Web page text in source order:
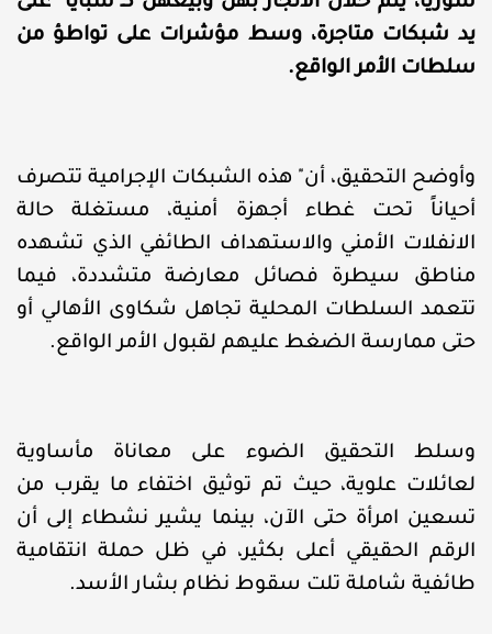
يد شبكات متاجرة، وسط مؤشرات على تواطؤ من
سلطات الأمر الواقع.
وأوضح التحقيق، أن" هذه الشبكات الإجرامية تتصرف
أحياناً تحت غطاء أجهزة أمنية، مستغلة حالة
الانفلات الأمني والاستهداف الطائفي الذي تشهده
مناطق سيطرة فصائل معارضة متشددة، فيما
تتعمد السلطات المحلية تجاهل شكاوى الأهالي أو
حتى ممارسة الضغط عليهم لقبول الأمر الواقع.
وسلط التحقيق الضوء على معاناة مأساوية
لعائلات علوية، حيث تم توثيق اختفاء ما يقرب من
تسعين امرأة حتى الآن، بينما يشير نشطاء إلى أن
الرقم الحقيقي أعلى بكثير، في ظل حملة انتقامية
طائفية شاملة تلت سقوط نظام بشار الأسد.